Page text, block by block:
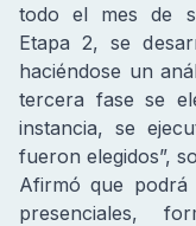
todo el mes de
Etapa 2, se
haciéndose un
tercera fase se
instancia, se
fueron elegidos”,
Afirmó que
presenciales,